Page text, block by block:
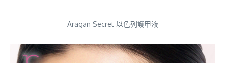
Aragan Secret 以色列護甲液